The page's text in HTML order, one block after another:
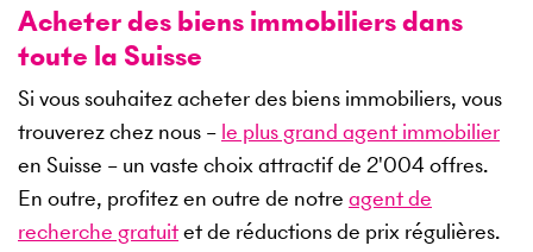
Acheter des biens immobiliers dans
toute la Suisse
Si vous souhaitez acheter des biens immobiliers, vous
trouverez chez nous – le plus grand agent immobilier
en Suisse – un vaste choix attractif de 2'004offres.
En outre, profitez en outre de notre agent de
recherche gratuitet de réductions de prix régulières.